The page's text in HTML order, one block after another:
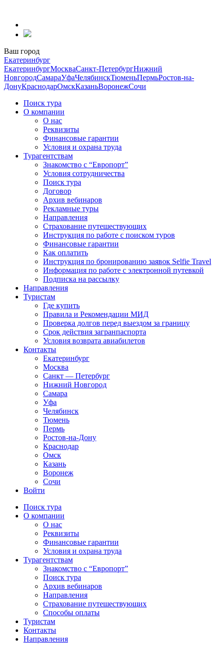
содержанию
Ваш город
Екатеринбург
ЕкатеринбургМоскваСанкт-ПетербургНижний
НовгородСамараУфаЧелябинскТюменьПермьРостов-на-
ДонуКраснодарОмскКазаньВоронежСочи
Поиск тура
О компании
О нас
Реквизиты
Финансовые гарантии
Условия и охрана труда
Турагентствам
Знакомство с “Европорт”
Условия сотрудничества
Поиск тура
Договор
Архив вебинаров
Рекламные туры
Направления
Страхование путешествующих
Инструкция по работе с поиском туров
Финансовые гарантии
Как оплатить
Инструкция по бронированию заявок Selfie Travel
Информация по работе с электронной путевкой
Подписка на рассылку
Направления
Туристам
Где купить
Правила и Рекомендации МИД
Проверка долгов перед выездом за границу
Срок действия загранпаспорта
Условия возврата авиабилетов
Контакты
Екатеринбург
Москва
Санкт — Петербург
Нижний Новгород
Самара
Уфа
Челябинск
Тюмень
Пермь
Ростов-на-Дону
Краснодар
Омск
Казань
Воронеж
Сочи
Войти
Поиск тура
О компании
О нас
Реквизиты
Финансовые гарантии
Условия и охрана труда
Турагентствам
Знакомство с “Европорт”
Поиск тура
Архив вебинаров
Направления
Страхование путешествующих
Способы оплаты
Туристам
Контакты
Направления